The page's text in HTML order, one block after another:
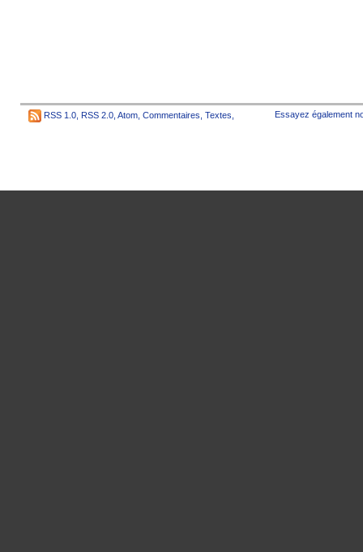
RSS 1.0 RSS 2.0 Atom Commentaires Textes Essayez également